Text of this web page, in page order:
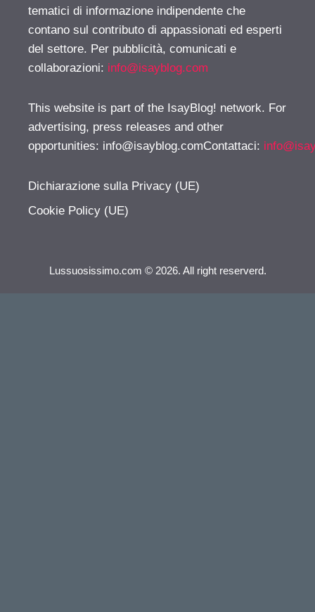
tematici di informazione indipendente che
contano sul contributo di appassionati ed esperti
del settore. Per pubblicità, comunicati e
collaborazioni: info@isayblog.com
This website is part of the IsayBlog! network. For
advertising, press releases and other
opportunities: info@isayblog.comContattaci:
Dichiarazione sulla Privacy (UE)
Cookie Policy (UE)
Lussuosissimo.com © 2026. All right reserverd.